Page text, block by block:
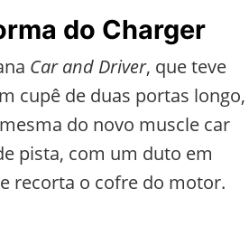
do Charger
Car and Driver, que teve
cupê de duas portas longo,
do novo muscle car
pista, com um duto em
recorta o cofre do motor.